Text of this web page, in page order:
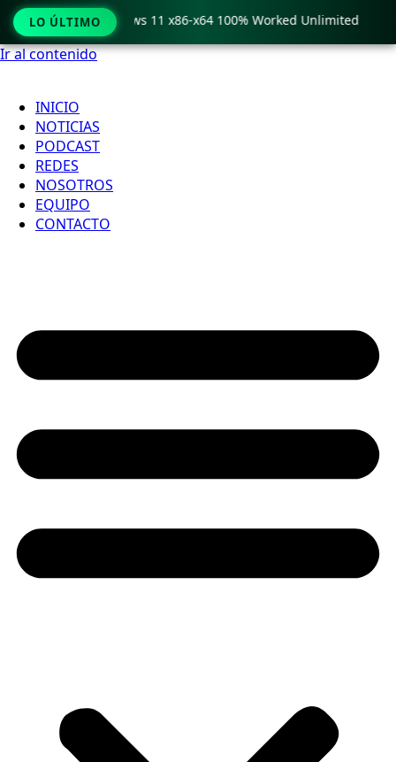
Ir al contenido
INICIO
NOTICIAS
PODCAST
REDES
NOSOTROS
EQUIPO
CONTACTO
LO ÚLTIMO
Crack only Windows 11 x86-x64 100% Worked Unlimited